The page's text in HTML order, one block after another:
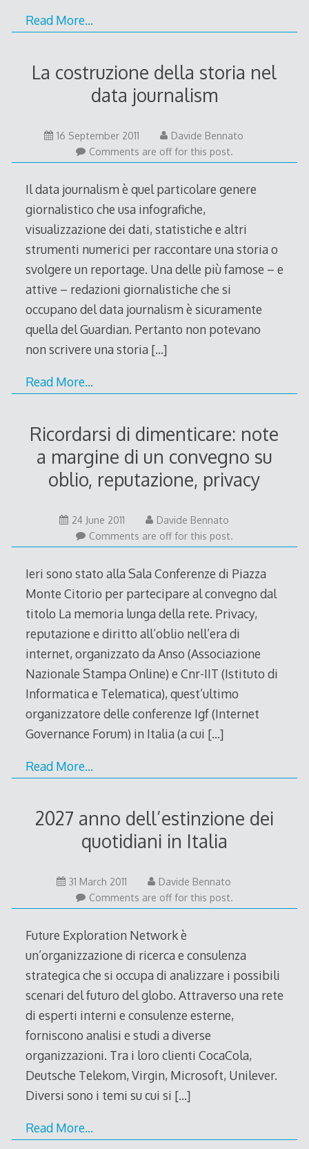
Read More…
La costruzione della storia nel
data journalism
16 September 2011
September
2011
Davide Bennato
Comments are off for this post.
Il data journalism è quel particolare genere
giornalistico che usa infografiche,
visualizzazione dei dati, statistiche e altri
strumenti numerici per raccontare una storia o
svolgere un reportage. Una delle più famose – e
attive – redazioni giornalistiche che si
occupano del data journalism è sicuramente
quella del Guardian. Pertanto non potevano
non scrivere una storia […]
Read More…
Ricordarsi di dimenticare: note
a margine di un convegno su
oblio, reputazione, privacy
24 June 201124
June
2011
Davide Bennato
Comments are off for this post.
Ieri sono stato alla Sala Conferenze di Piazza
Monte Citorio per partecipare al convegno dal
titolo La memoria lunga della rete. Privacy,
reputazione e diritto all’oblio nell’era di
internet, organizzato da Anso (Associazione
Nazionale Stampa Online) e Cnr-IIT (Istituto di
Informatica e Telematica), quest’ultimo
organizzatore delle conferenze Igf (Internet
Governance Forum) in Italia (a cui […]
Read More…
2027 anno dell’estinzione dei
quotidiani in Italia
31 March 2011
March
2011
Davide Bennato
Comments are off for this post.
Future Exploration Network è
un’organizzazione di ricerca e consulenza
strategica che si occupa di analizzare i possibili
scenari del futuro del globo. Attraverso una rete
di esperti interni e consulenze esterne,
forniscono analisi e studi a diverse
organizzazioni. Tra i loro clienti CocaCola,
Deutsche Telekom, Virgin, Microsoft, Unilever.
Diversi sono i temi su cui si […]
Read More…